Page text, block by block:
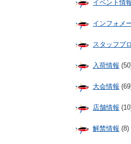
イベント情
インフォメ
スタッフブ
入荷情報
大会情報
店舗情報
解禁情報 (8)